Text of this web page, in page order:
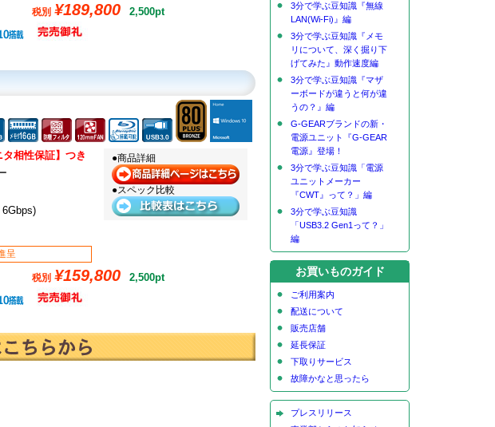
税別 ¥189,800 2,500pt
●商品詳細
●スペック比較
相性保証】つき
呈
税別 ¥159,800 2,500pt
3分で学ぶ豆知識『無線
LAN(Wi-Fi)』編
3分で学ぶ豆知識『メモ
リについて、深く掘り下
げてみた』動作速度編
3分で学ぶ豆知識『マザ
ーボードが違うと何が違
うの？』編
G-GEARブランドの新・
電源ユニット『G-GEAR
電源』登場！
3分で学ぶ豆知識「電源
ユニットメーカー
『CWT』って？」編
3分で学ぶ豆知識
「USB3.2 Gen1って？」
編
お買いものガイド
ご利用案内
配送について
販売店舗
延長保証
下取りサービス
故障かなと思ったら
プレスリリース